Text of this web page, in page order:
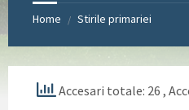
Home / Stirile primariei
Accesari totale: 26 ,